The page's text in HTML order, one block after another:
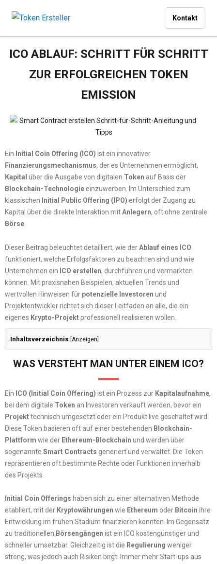
Kontakt
ICO ABLAUF: SCHRITT FÜR SCHRITT
ZUR ERFOLGREICHEN TOKEN
EMISSION
Ein Initial Coin Offering (ICO) ist ein innovativer
Finanzierungsmechanismus, der es Unternehmen ermöglicht,
Kapital über die Ausgabe von digitalen Token auf Basis der
Blockchain-Technologieeinzuwerben. Im Unterschied zum
klassischen Initial Public Offering (IPO) erfolgt der Zugang zu
Kapital über die direkte Interaktion mitAnlegern, oft ohne zentrale
Börse
Dieser Beitrag beleuchtet detailliert, wie derAblauf eines ICO
funktioniert, welche Erfolgsfaktoren zu beachten sind und wie
Unternehmen ein ICO erstellen, durchführen und vermarkten
können. Mit praxisnahen Beispielen, aktuellen Trends und
wertvollen Hinweisen für potenzielle Investoren und
Projektentwickler richtet sich dieser Leitfaden an alle, die ein
eigenes Krypto-Projektprofessionell realisieren wollen.
Inhaltsverzeichnis Anzeigen
WAS VERSTEHT MAN UNTER EINEM ICO?
Ein ICO (Initial Coin Offering) ist ein Prozess zur Kapitalaufnahme,
bei dem digitale Token an Investoren verkauft werden, bevor ein
Projekttechnisch umgesetzt oder ein Produkt live geschaltet wird.
Diese Token basieren oft auf einer bestehenden Blockchain-
Plattform wie der Ethereum-Blockchain und werden über
sogenannte Smart Contracts generiert und verwaltet. Die Token
repräsentieren oft bestimmte Rechte oder Funktionen innerhalb
des Projekts.
Initial Coin Offerings haben sich zu einer alternativen Methode
etabliert, mit der Kryptowährungen wie Ethereum oder Bitcoin ihre
Entwicklung im frühen Stadium finanzieren konnten. Im Gegensatz
zu traditionellen Börsengängen ist ein ICO kostengünstiger und
schneller umsetzbar. Gleichzeitig ist die Regulierung weniger
streng, was jedoch auch Risiken birgt. Immer mehr Start-ups aus